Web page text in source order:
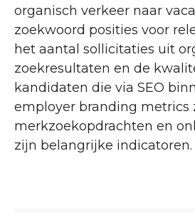
organisch verkeer naar
zoekwoord posities voor
het aantal sollicitaties uit
zoekresultaten en de
kandidaten die via SEO
employer branding metrics
merkzoekopdrachten en
zijn belangrijke indicatoren.